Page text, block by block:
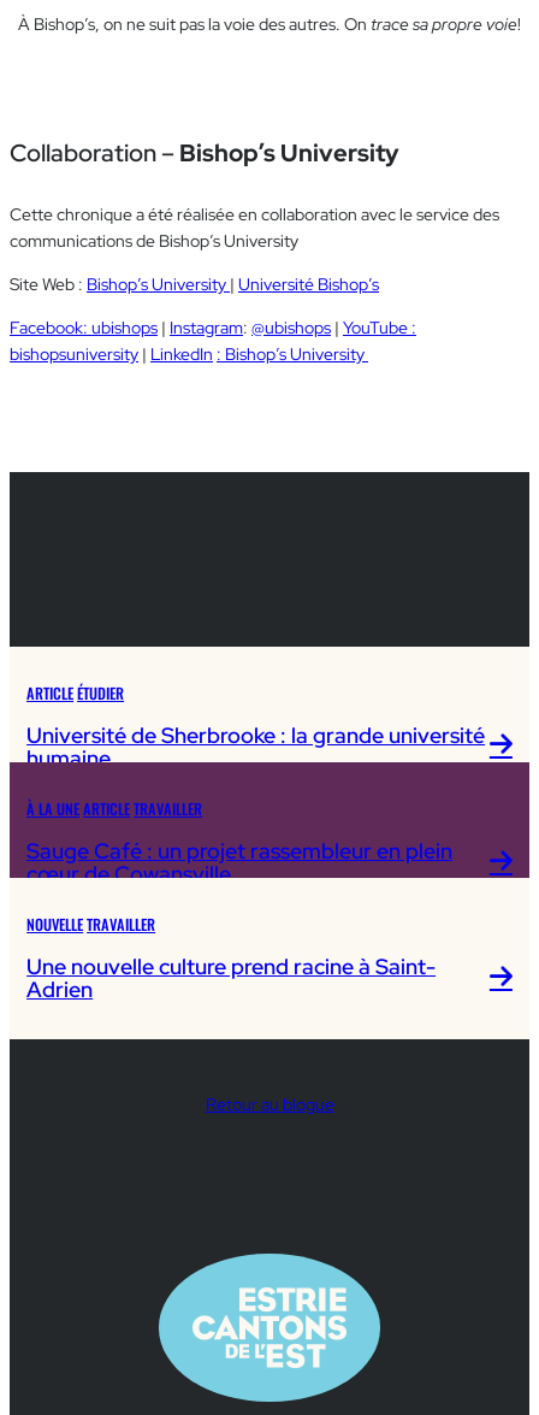
À Bishop’s, on ne suit pas la voie des autres. On trace sa propre voie!
Collaboration –Bishop’s University
Cette chronique a été réalisée en collaboration avec le service des
communications de Bishop’s University
Site Web : Bishop’s University | Université Bishop’s
Facebook: ubishops | Instagram: @ubishops | YouTube :
bishopsuniversity | LinkedIn : Bishop’s University
ARTICLEÉTUDIER
Université de Sherbrooke : la grande université
humaine
À LA UNEARTICLETRAVAILLER
Sauge Café : un projet rassembleur en plein
cœur de Cowansville
NOUVELLETRAVAILLER
Une nouvelle culture prend racine à Saint-
Adrien
Retour au blogue